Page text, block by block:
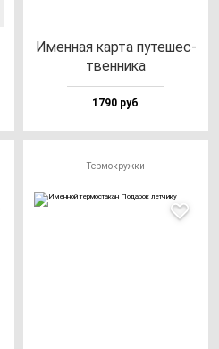
Имен­ная кар­та пу­те­шес­
твен­ни­ка
1790 руб
Термокружки